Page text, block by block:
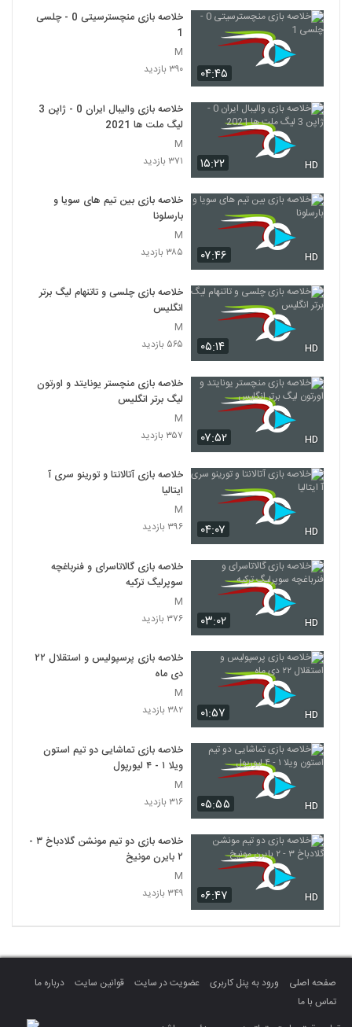
۰۴:۴۵
خلاصه بازی منچسترسیتی 0 - چلسی
1
M
۳۹۰ بازدید
۱۵:۲۲ HD
خلاصه بازی والیبال ایران 0 - ژاپن 3
لیگ ملت ها 2021
M
۳۷۱ بازدید
۰۷:۴۶ HD
خلاصه بازی بین تیم های سویا و
بارسلونا
M
۳۸۵ بازدید
۰۵:۱۴ HD
خلاصه بازی چلسی و تاتنهام لیگ برتر
انگلیس
M
۵۶۵ بازدید
۰۷:۵۲ HD
خلاصه بازی منچستر یونایتد و اورتون
لیگ برتر انگلیس
M
۳۵۷ بازدید
۰۴:۰۷ HD
خلاصه بازی آتالانتا و تورینو سری آ
ایتالیا
M
۳۹۶ بازدید
۰۳:۰۲ HD
خلاصه بازی گالاتاسرای و فنرباغچه
سوپرلیگ ترکیه
M
۳۷۶ بازدید
۰۱:۵۷ HD
خلاصه بازی پرسپولیس و استقلال ۲۲
دی ماه
M
۳۸۲ بازدید
۰۵:۵۵ HD
خلاصه بازی تماشایی دو تیم استون
ویلا ۱ - ۴ لیورپول
M
۳۱۶ بازدید
۰۶:۴۷ HD
خلاصه بازی دو تیم مونشن گلادباخ ۳ -
۲ بایرن مونیخ
M
۳۴۹ بازدید
صفحه اصلی ورود به پنل کاربری عضویت در سایت قوانین سایت
درباره ما
تماس با ما